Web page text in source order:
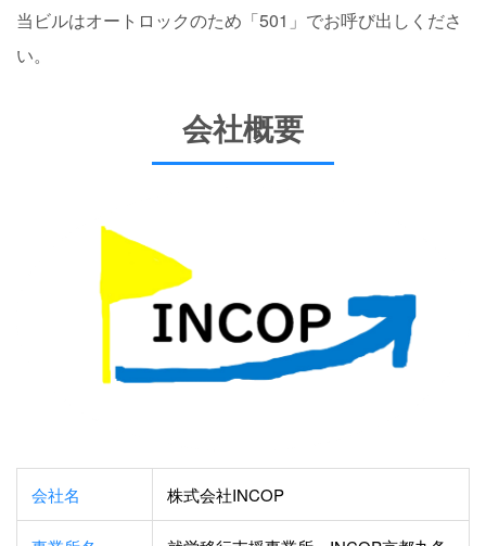
当ビルはオートロックのため「501」でお呼び出しくださ
い。
会社概要
会社名 株式会社INCOP